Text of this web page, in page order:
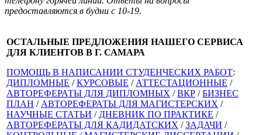
предоставляются в будни с 10-19.
ОСТАЛЬНЫЕ ПРЕДЛОЖЕНИЯ НАШЕГО СЕРВИСА
ДЛЯ КЛИЕНТОВ В Г. САМАРА
ПОМОЩЬ В НАПИСАНИИ СТУДЕНЧЕСКИХ РАБОТ:
ДИПЛОМНЫЕ /КУРСОВЫЕ /АТТЕСТАЦИОННЫЕ /
АВТОРЕФЕРАТЫ ДЛЯ ДИПЛОМНЫХ /ВКР /БИЗНЕС
ПЛАН /АВТОРЕФЕРАТЫ ДЛЯ МАГИСТЕРСКИХ /
НАУЧНЫЕ СТАТЬИ /ДНЕВНИК ПО ПРАКТИКЕ /
АВТОРЕФЕРАТЫ ДЛЯ КАДИДАТСКИХ /ЗАДАЧИ /